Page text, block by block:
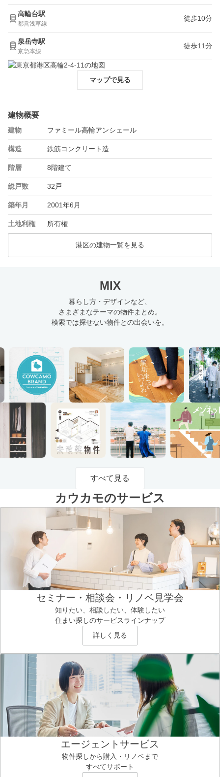
高輪台駅
都営浅草線
徒歩10分
泉岳寺駅
京急本線
徒歩11分
マップで見る
建物概要
建物 ファミール高輪アンシェール
構造 鉄筋コンクリート造
階層 8階建て
総戸数 32戸
築年月 2001年6月
土地利権 所有権
港区の建物一覧を見る
MIX
暮らし方・デザインなど、
さまざまなテーマの物件まとめ。
検索では探せない物件との出会いを。
すべて見る
カウカモのサービス
セミナー・相談会・リノベ見学会
知りたい、相談したい、体験したい
住まい探しのサービスラインナップ
詳しく見る
エージェントサービス
物件探しから購入・リノベまで
すべてサポート